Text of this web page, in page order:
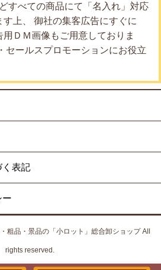
すべての商品にて「名入れ」対応
上、 御社の集客広告にすぐに
ＤＭ画像もご用意しておりま
セールスプロモーションにお役立
く表記
ー
粗品・景品の「小ロット」総合卸ショップ All
rights reserved.